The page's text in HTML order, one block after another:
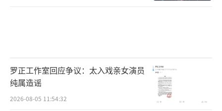
罗正工作室回应争议：太入戏亲女演员
纯属造谣
2026-08-05 11:54:32